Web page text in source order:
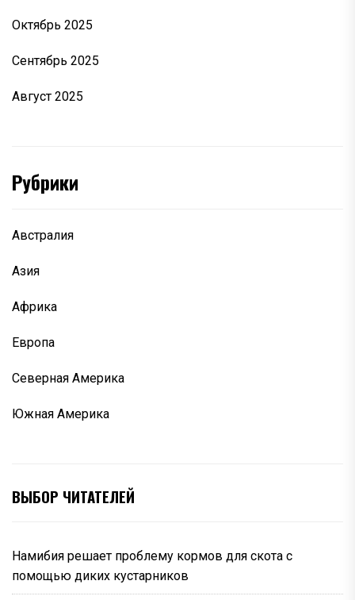
Октябрь 2025
Сентябрь 2025
Август 2025
Рубрики
Австралия
Азия
Африка
Европа
Северная Америка
Южная Америка
ВЫБОР ЧИТАТЕЛЕЙ
Намибия решает проблему кормов для скота с
помощью диких кустарников